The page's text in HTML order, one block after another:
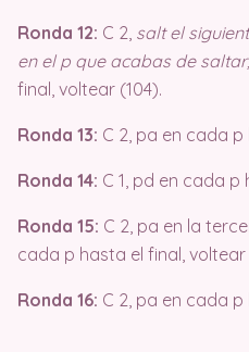
Ronda 12: C 2, salt el
en el p que acabas de saltar,
final, voltear (104).
Ronda 13: C 2, pa en cada
Ronda 14: C 1, pd en cada p
Ronda 15: C 2, pa en la
cada p hasta el final, voltear
Ronda 16: C 2, pa en cada